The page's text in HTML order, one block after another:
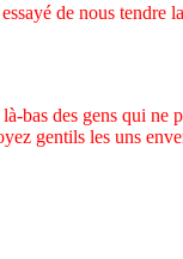
de nous tendre
bas des gens qui
gentils les uns